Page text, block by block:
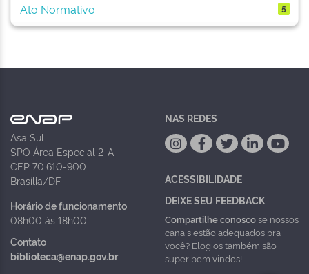
Ato Normativo
5
Asa Sul
SPO Área Especial 2-A
CEP 70.610-900
Brasília/DF
Horário de funcionamento
08h00 às 18h00
Contato
biblioteca@enap.gov.br
NAS REDES
ACESSIBILIDADE
DEIXE SEU FEEDBACK
Compartilhe conoscose nossos
canais estão adequados pra
você? Elogios também são
super bem vindos!